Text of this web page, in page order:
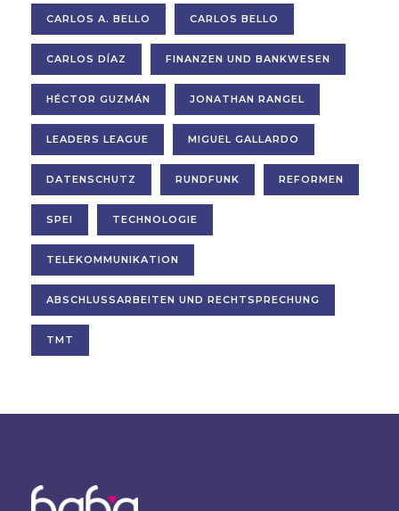
CARLOS A. BELLO CARLOS BELLO
CARLOS DÍAZ FINANZEN UND BANKWESEN
HÉCTOR GUZMÁN JONATHAN RANGEL
LEADERS LEAGUE MIGUEL GALLARDO
DATENSCHUTZ RUNDFUNK REFORMEN
SPEI TECHNOLOGIE
TELEKOMMUNIKATION
ABSCHLUSSARBEITEN UND RECHTSPRECHUNG
TMT